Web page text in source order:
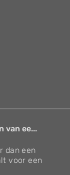
van ee...
dan een
voor een